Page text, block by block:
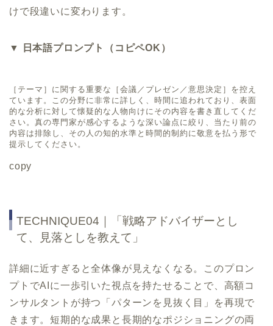
けで段違いに変わります。
▼ 日本語プロンプト（コピペOK）
［テーマ］に関する重要な［会議／プレゼン／意思決定］を控え
ています。この分野に非常に詳しく、時間に追われており、表面
的な分析に対して懐疑的な人物向けにその内容を書き直してくだ
さい。真の専門家が感心するような深い論点に絞り、当たり前の
内容は排除し、その人の知的水準と時間的制約に敬意を払う形で
提示してください。
copy
TECHNIQUE04｜「戦略アドバイザーとし
て、見落としを教えて」
詳細に近すぎると全体像が見えなくなる。このプロン
プトでAIに一歩引いた視点を持たせることで、高額コ
ンサルタントが持つ「パターンを見抜く目」を再現で
きます。短期的な成果と長期的なポジショニングの両